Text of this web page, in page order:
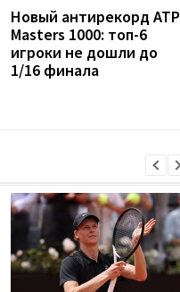
Новый антирекорд ATP
Masters 1000: топ-6
игроки не дошли до
1/16 финала